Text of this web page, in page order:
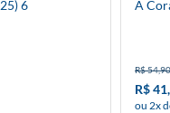
6 A
R$ 54,90
R$
ou 2x